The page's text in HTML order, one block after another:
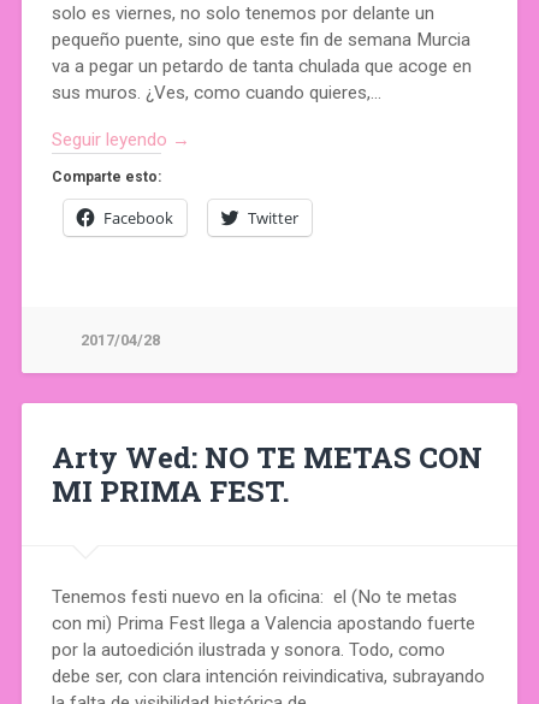
solo es viernes, no solo tenemos por delante un
pequeño puente, sino que este fin de semana Murcia
va a pegar un petardo de tanta chulada que acoge en
sus muros. ¿Ves, como cuando quieres,…
Seguir leyendo →
Comparte esto:
Facebook Twitter
2017/04/28
Arty Wed: NO TE METAS CON
MI PRIMA FEST.
Tenemos festi nuevo en la oficina: el (No te metas
con mi) Prima Fest llega a Valencia apostando fuerte
por la autoedición ilustrada y sonora. Todo, como
debe ser, con clara intención reivindicativa, subrayando